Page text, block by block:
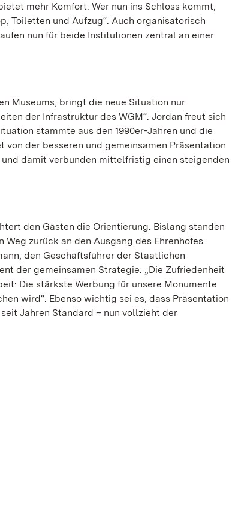
mehr Komfort. Wer nun ins Schloss kommt,
Toiletten und Aufzug“. Auch organisatorisch
nun für beide Institutionen zentral an einer
Museums, bringt die neue Situation nur
der Infrastruktur des WGM“. Jordan freut sich
stammte aus den 1990er-Jahren und die
der besseren und gemeinsamen Präsentation
damit verbunden mittelfristig einen steigenden
den Gästen die Orientierung. Bislang standen
zurück an den Ausgang des Ehrenhofes
den Geschäftsführer der Staatlichen
der gemeinsamen Strategie: „Die Zufriedenheit
Die stärkste Werbung für unsere Monumente
wird“. Ebenso wichtig sei es, dass Präsentation
Jahren Standard – nun vollzieht der